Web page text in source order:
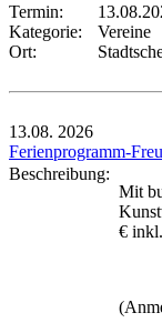
Termin:
Kategorie:
Vereine
Ort:
13.08. 2026
Ferienprogramm-
Beschreibung:
Mit
€